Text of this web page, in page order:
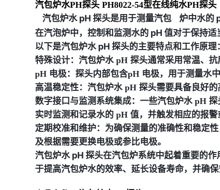
汽包炉水PH探头 PH8022-54型在线纯水PH探头
汽包炉水 pH 探头是用于测量汽包
炉中水的
在汽泡炉中，控制和监测水的 pH 值对于保持适
以下是汽包炉水 pH 探头的主要特点和工作原理：
特殊设计：汽包炉水 pH 探头通常采用常温、
pH 电极：探头内部包含pH 电极，用于测量水
高温稳定性：汽包炉水 pH 探头需要具备良好
数字接口与监测系统集成：一些汽包炉水 pH
实时监测和记录水的 pH 值，并触发相应的报警
定期校准和维护：为确保测量的准确性和稳定
及根据需要更换电极或参比电极。
汽包炉水 pH 探头在汽包炉系统中起着重要的
于提高汽包炉水的效率、延长设备寿命，并确